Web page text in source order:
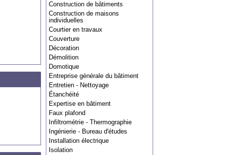
Construction de bâtiments
Construction de maisons
individuelles
Courtier en travaux
Couverture
Décoration
Démolition
Domotique
Entreprise générale du bâtiment
Entretien - Nettoyage
Étanchéité
Expertise en bâtiment
Faux plafond
Infiltrométrie - Thermographie
Ingénierie - Bureau d'études
Installation électrique
Isolation